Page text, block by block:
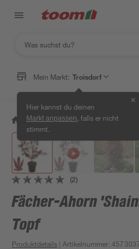
Mein Markt: Troisdorf
Hier kannst du deinen
Markt anpassen , falls er nicht
stimmt.
✕
/ Garten & Freizeit / Pflanzen
(2)
Fächer-Ahorn
Topf
Produktdetails | Artikelnummer: